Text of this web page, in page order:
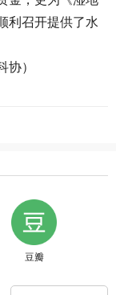
利召开提供了水
）
豆瓣